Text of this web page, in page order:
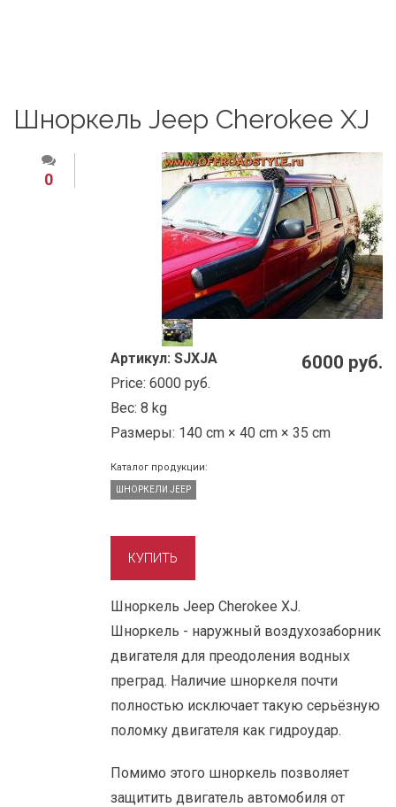
Шноркель Jeep Cherokee XJ
0
6000 руб.
Артикул: SJXJA
Price: 6000 руб.
Вес: 8 kg
Размеры: 140 cm × 40 cm × 35 cm
Каталог продукции:
ШНОРКЕЛИ JEEP
Шноркель Jeep Cherokee XJ.
Шноркель - наружный воздухозаборник
двигателя для преодоления водных
преград. Наличие шноркеля почти
полностью исключает такую cерьёзную
поломку двигателя как гидроудар.
Помимо этого шноркель позволяет
защитить двигатель автомобиля от